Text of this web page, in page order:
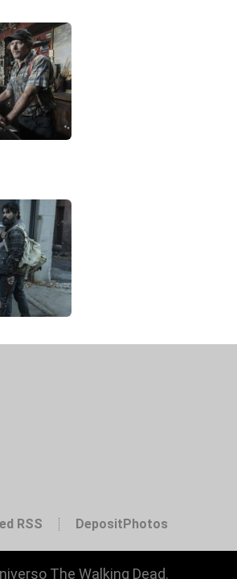
RSS DepositPhotos
The Walking Dead.